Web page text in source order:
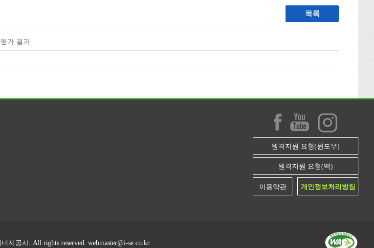
목록
가 결과
원격지원 요청(윈도우)
원격지원 요청(맥)
이용약관 개인정보처리방침
지공사. All rights reserved. webmaster@i-se.co.kr